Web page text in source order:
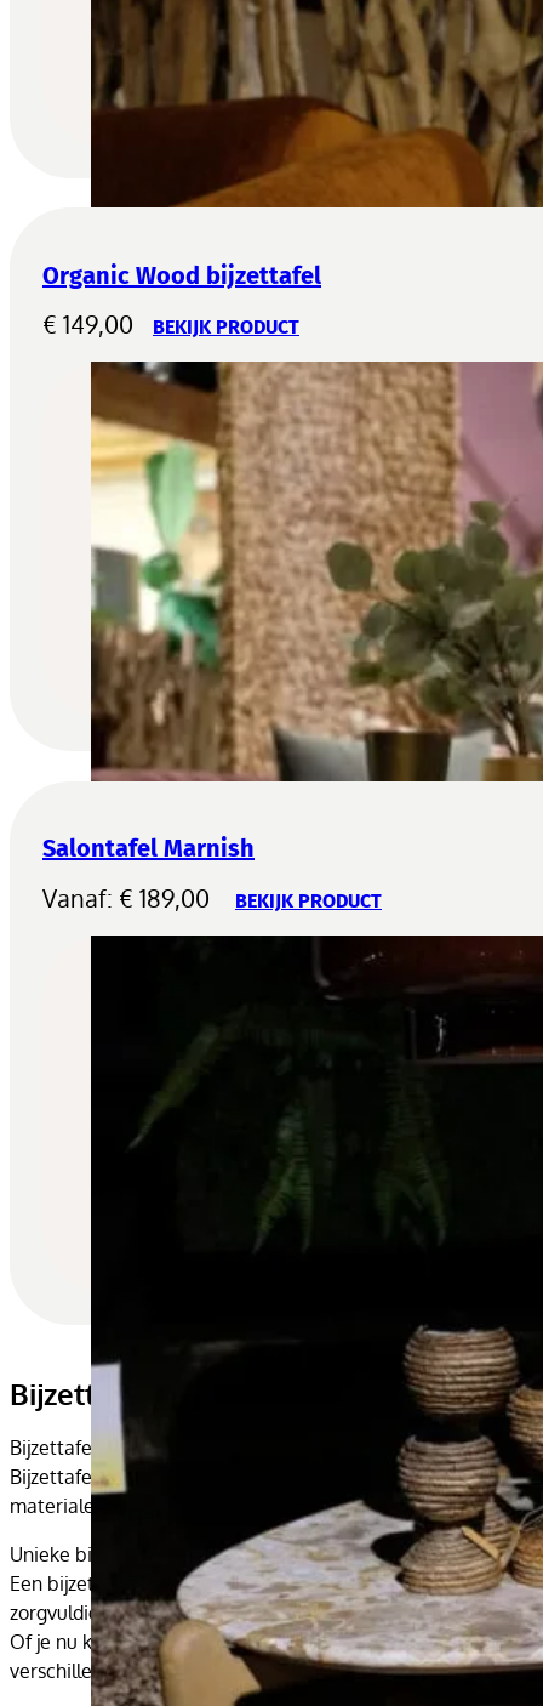
Organic Wood bijzettafel
€ 149,00 BEKIJK PRODUCT
Salontafel Marnish
Vanaf: € 189,00 BEKIJK PRODUCT
Bijzettafel
Bijzettafels met karakter – stijlvol, uniek en passend bij
Bijzettafels zijn onmisbaar in een sfeervol interieur. Ze zijn
materialen. Van modern tot landelijk en van robuust teak
Unieke bijzettafels voor ieder interieur
Een bijzettafel is veel meer dan alleen een handige plek
zorgvuldig geselecteerde unieke meubelen met karakter.
Of je nu kiest voor een minimalistische uitstraling, een
verschillende hoogtes, vormen en materialen met elkaar te